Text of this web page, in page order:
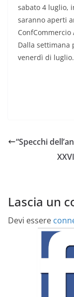
sabato 4 luglio,
saranno aperti
ConfCommercio
Dalla settimana
venerdì di luglio.
“Specchi
Lascia un
Devi essere